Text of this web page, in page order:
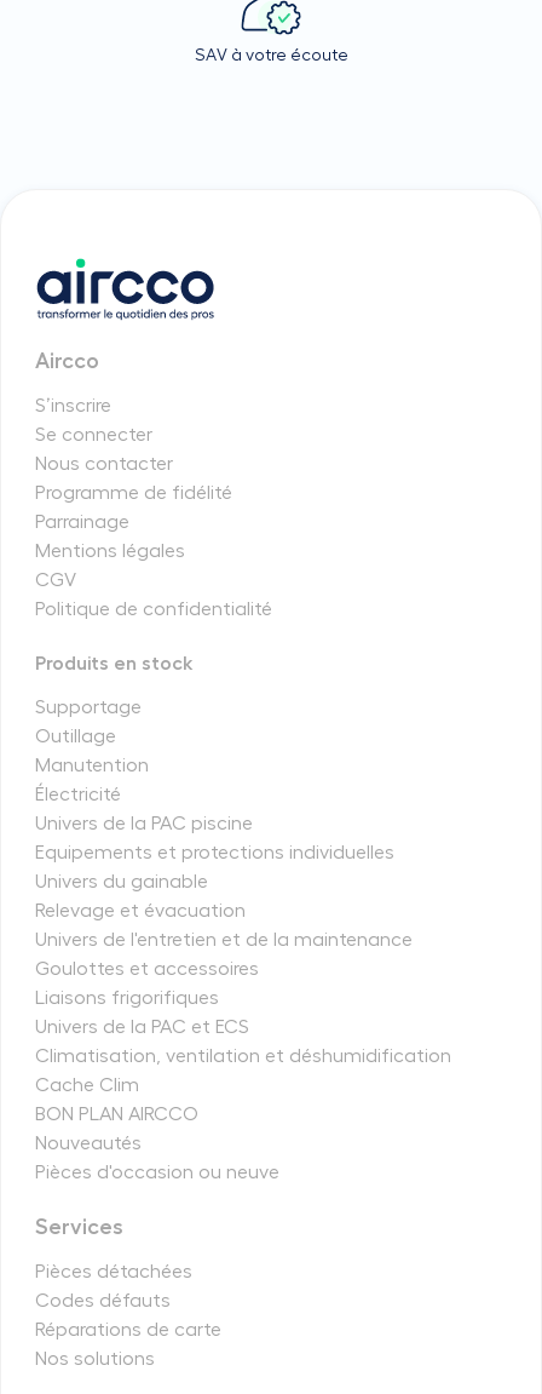
SAV à votre écoute
Aircco
S’inscrire
Se connecter
Nous contacter
Programme de fidélité
Parrainage
Mentions légales
CGV
Politique de confidentialité
Produits en stock
Supportage
Outillage
Manutention
Électricité
Univers de la PAC piscine
Equipements et protections individuelles
Univers du gainable
Relevage et évacuation
Univers de l'entretien et de la maintenance
Goulottes et accessoires
Liaisons frigorifiques
Univers de la PAC et ECS
Climatisation, ventilation et déshumidification
Cache Clim
BON PLAN AIRCCO
Nouveautés
Pièces d'occasion ou neuve
Services
Pièces détachées
Codes défauts
Réparations de carte
Nos solutions